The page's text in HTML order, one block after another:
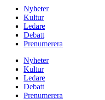
Nyheter
Kultur
Ledare
Debatt
Prenumerera
Nyheter
Kultur
Ledare
Debatt
Prenumerera